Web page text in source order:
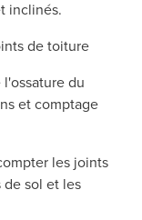
inclinés.
de toiture
du
et comptage
les joints
sol et les